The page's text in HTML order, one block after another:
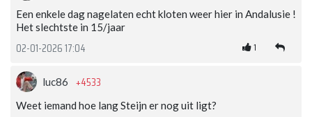
Een enkele dag nagelaten echt kloten weer hier in Andalusie !
Het slechtste in 15/jaar
02-01-2026 17:04 1
luc86 +4533
Weet iemand hoe lang Steijn er nog uit ligt?